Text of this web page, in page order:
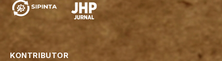
KONTRIBUTOR